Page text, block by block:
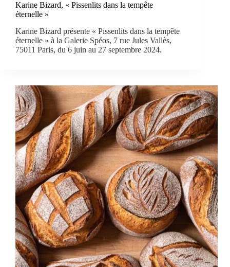
Karine Bizard, « Pissenlits dans la tempête
éternelle »
Karine Bizard présente « Pissenlits dans la tempête
éternelle » à la Galerie Spéos, 7 rue Jules Vallès,
75011 Paris, du 6 juin au 27 septembre 2024.